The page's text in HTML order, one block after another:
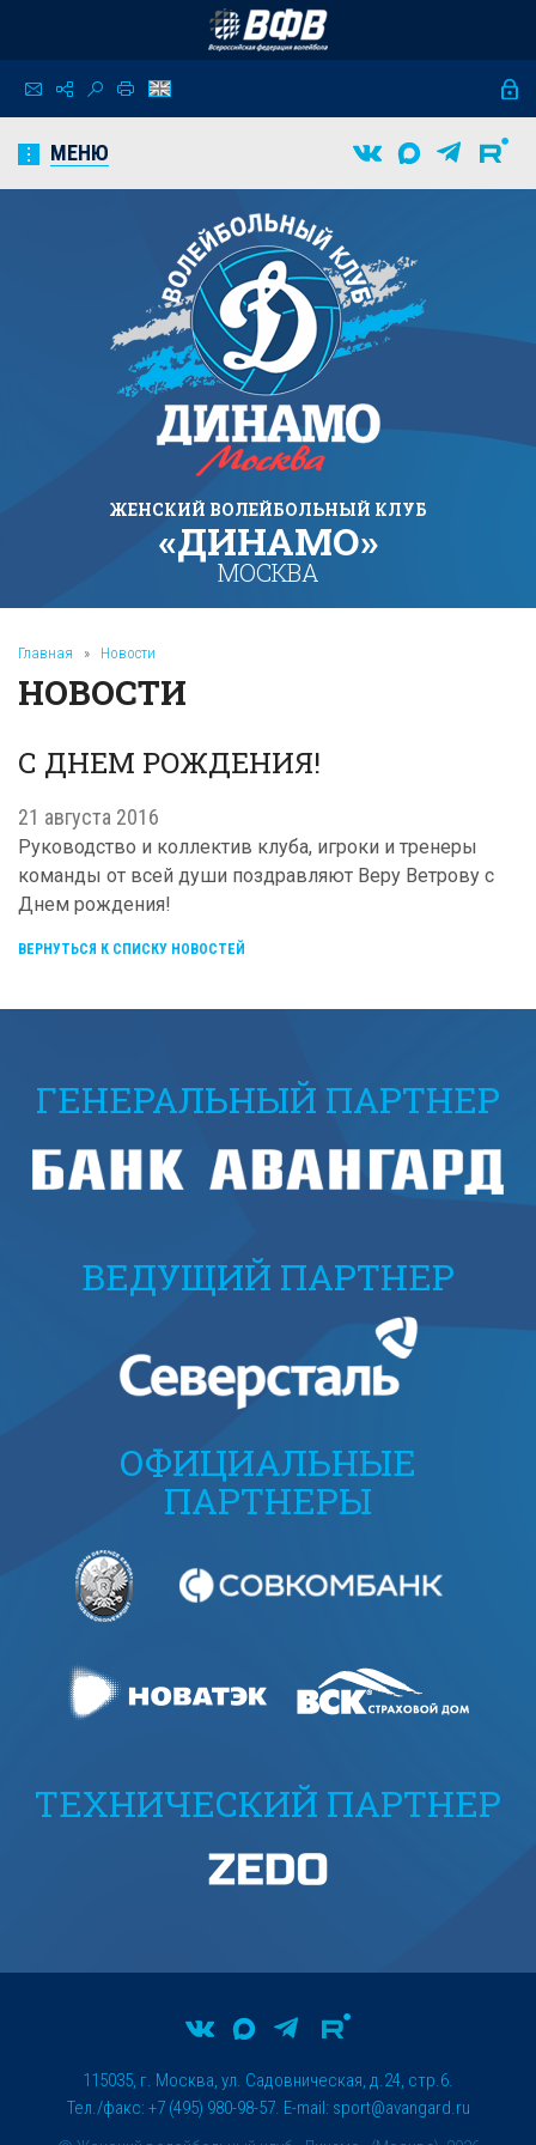
МЕНЮ
ЖЕНСКИЙ ВОЛЕЙБОЛЬНЫЙ КЛУБ
«ДИНАМО»
МОСКВА
Главная » Новости
НОВОСТИ
С ДНЕМ РОЖДЕНИЯ!
21 августа 2016
Руководство и коллектив клуба, игроки и тренеры
команды от всей души поздравляют Веру Ветрову с
Днем рождения!
ВЕРНУТЬСЯ К СПИСКУ НОВОСТЕЙ
ГЕНЕРАЛЬНЫЙ ПАРТНЕР
ВЕДУЩИЙ ПАРТНЕР
ОФИЦИАЛЬНЫЕ
ПАРТНЕРЫ
ТЕХНИЧЕСКИЙ ПАРТНЕР
115035, г. Москва, ул. Садовническая, д.24, стр.6.
Тел./факс: +7 (495) 980-98-57. E-mail: sport@avangard.ru